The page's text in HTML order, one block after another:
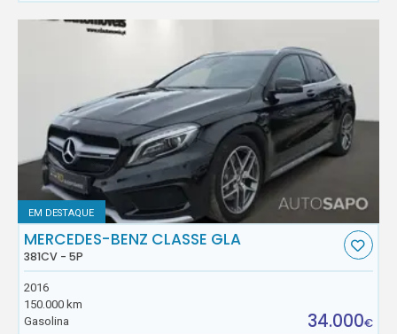
EM DESTAQUE
MERCEDES-BENZ CLASSE GLA
381CV - 5P
2016
150.000 km
Gasolina
34.000€